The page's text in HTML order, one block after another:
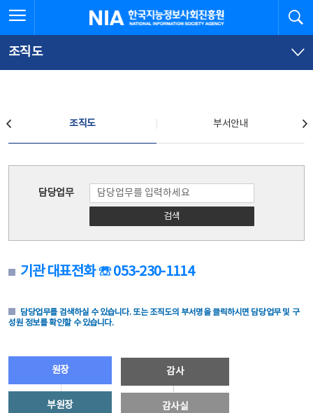
문
로
가
체
뉴
바
가
한국지능정보사회진흥원
조직도
조직도 부서안내
담당업무
검색
기관 대표전화 ☏ 053-230-1114
담당업무를 검색하실 수 있습니다. 또는 조직도의 부서명을 클릭하시면 담당업무 및 구
성원 정보를 확인할 수 있습니다.
원장
부원장
감사
감사실